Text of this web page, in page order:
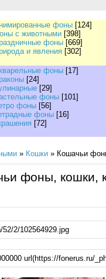
фоны [124]
с животными [398]
фоны [669]
и явления [302]
фоны [17]
[24]
[29]
фоны [101]
фоны [56]
фоны [16]
[72]
» Кошки » Кошачьи
фоны, кошки,